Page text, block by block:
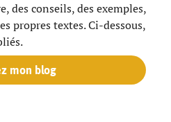
des conseils, des exemples,
propres textes. Ci-dessous,
mon blog